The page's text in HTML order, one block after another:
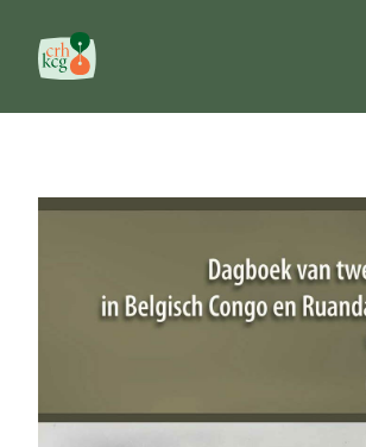
Publications
Commission
Banques de données
Ouvrages de référence
EN